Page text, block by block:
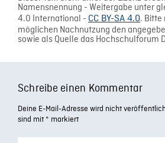
Namensnennung - Weitergabe unter
4.0 International - CC BY-SA 4.0. Bitte
möglichen Nachnutzung den
sowie als Quelle das Hochschulforum
Schreibe einen Kommentar
Deine E-Mail-Adresse wird nicht
sind mit * markiert